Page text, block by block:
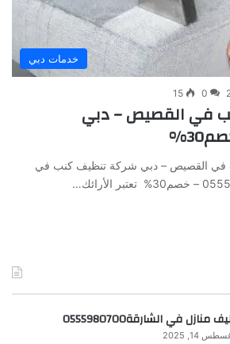
خدمات دبي
0
15
في القصيص – دبي
القصيص – دبي شركة تنظيف كنب في
منازل في الشارقة0555980700
14, 2025